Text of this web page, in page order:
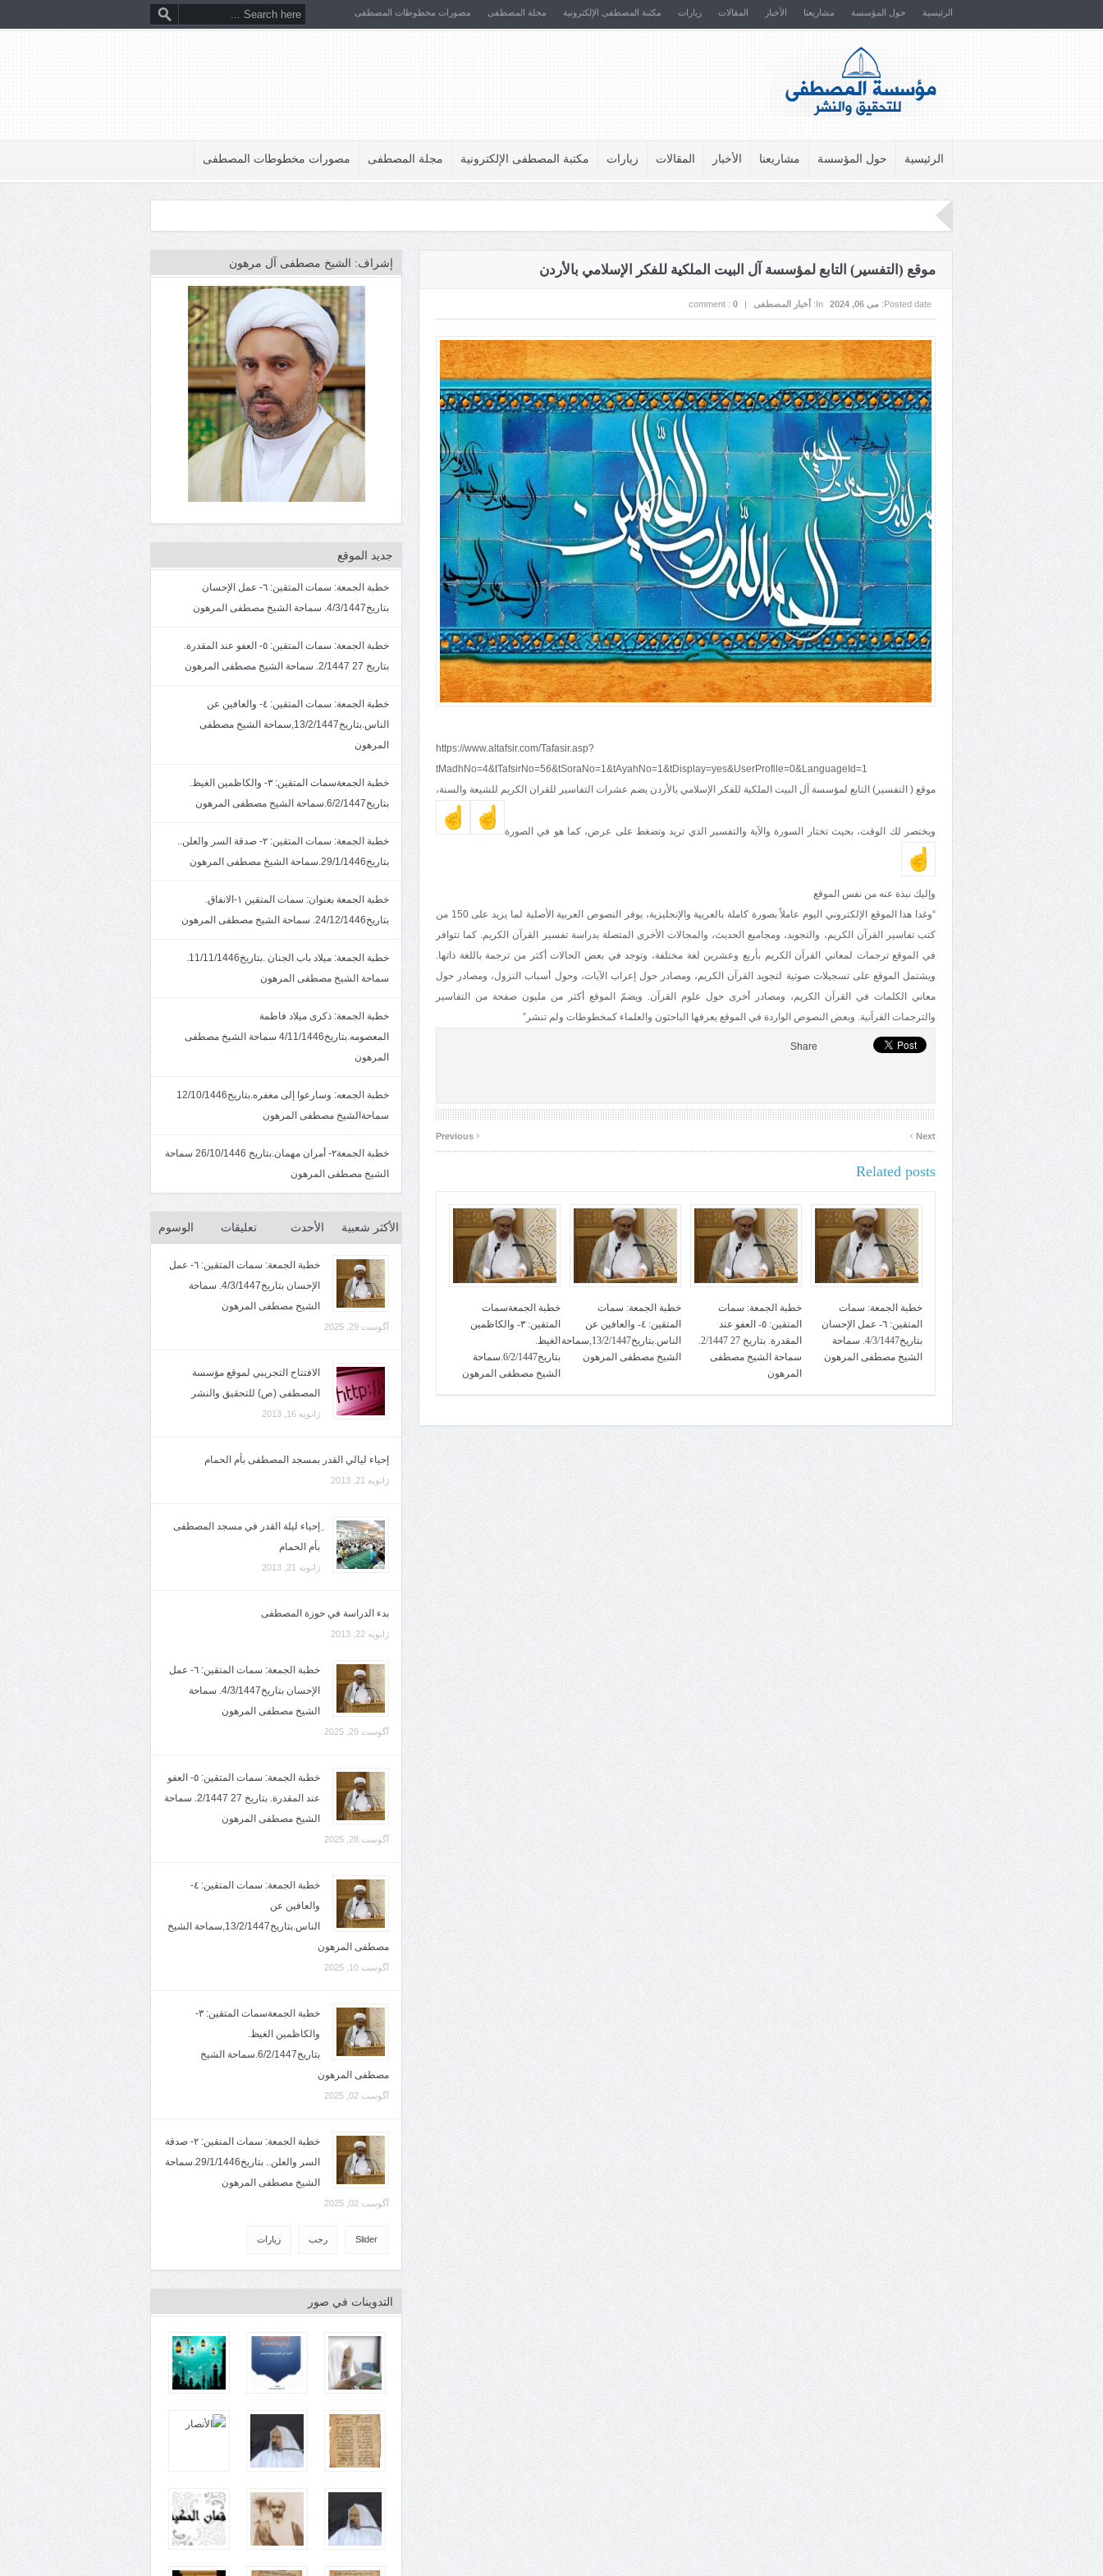
الرئيسية حول المؤسسة مشاريعنا الأخبار المقالات زيارات مكتبة المصطفى الإلكترونية مجلة المصطفى مصورات مخطوطات المصطفى
الرئيسية حول المؤسسة مشاريعنا الأخبار المقالات زيارات مكتبة المصطفى الإلكترونية مجلة المصطفى مصورات مخطوطات المصطفى
موقع (التفسير) التابع لمؤسسة آل البيت الملكية للفكر الإسلامي بالأردن
Posted date: می 06, 2024 In: أخبار المصطفى |
comment : 0
https://www.altafsir.com/Tafasir.asp?
tMadhNo=4&tTafsirNo=56&tSoraNo=1&tAyahNo=1&tDisplay=yes&UserProfile=0&LanguageId=1
موقع ( التفسير) التابع لمؤسسة آل البيت الملكية للفكر الإسلامي بالأردن يضم عشرات التفاسير للقران الكريم للشيعة والسنة،
ويختصر لك الوقت، بحيث تختار السورة والآية والتفسير الذي تريد وتضغط على عرض، كما هو في الصورة
وإليك نبذة عنه من نفس الموقع
“وغدا هذا الموقع الإلكتروني اليوم عاملاً بصورة كاملة بالعربية والإنجليزية، يوفر النصوص العربية الأصلية لما يزيد على 150 من
كتب تفاسير القرآن الكريم، والتجويد، ومجاميع الحديث، والمجالات الأخرى المتصلة بدراسة تفسير القرآن الكريم. كما تتوافر
في الموقع ترجمات لمعاني القرآن الكريم بأربع وعشرين لغة مختلفة، وتوجد في بعض الحالات أكثر من ترجمة باللغة ذاتها.
ويشتمل الموقع على تسجيلات صوتية لتجويد القرآن الكريم، ومصادر حول إعراب الآيات، وحول أسباب النزول، ومصادر حول
معاني الكلمات في القرآن الكريم، ومصادر أخرى حول علوم القرآن. ويضمّ الموقع أكثر من مليون صفحة من التفاسير
والترجمات القرآنية. وبعض النصوص الواردة في الموقع يعرفها الباحثون والعلماء كمخطوطات ولم تنشر”
Share
‹ Next
›
Related posts
خطبة الجمعة: سمات
المتقين: ٦- عمل الإحسان
بتاريخ4/3/1447. سماحة
الشيخ مصطفى المرهون
خطبة الجمعة: سمات
المتقين: ٥- العفو عند
المقدرة. بتاريخ 27 2/1447.
سماحة الشيخ مصطفى
المرهون
خطبة الجمعة: سمات
المتقين: ٤- والعافين عن
الناس.بتاريخ13/2/1447,سماحة
الشيخ مصطفى المرهون
خطبة الجمعةسمات
المتقين: ٣- والكاظمين
الغيظ.
بتاريخ6/2/1447.سماحة
الشيخ مصطفى المرهون
إشراف: الشيخ مصطفى آل مرهون
جديد الموقع
خطبة الجمعة: سمات المتقين: ٦- عمل الإحسان
بتاريخ4/3/1447. سماحة الشيخ مصطفى المرهون
خطبة الجمعة: سمات المتقين: ٥- العفو عند المقدرة.
بتاريخ 27 2/1447. سماحة الشيخ مصطفى المرهون
خطبة الجمعة: سمات المتقين: ٤- والعافين عن
الناس.بتاريخ13/2/1447,سماحة الشيخ مصطفى
المرهون
خطبة الجمعةسمات المتقين: ٣- والكاظمين الغيظ.
بتاريخ6/2/1447.سماحة الشيخ مصطفى المرهون
خطبة الجمعة: سمات المتقين: ٢- صدقة السر والعلن..
بتاريخ29/1/1446.سماحة الشيخ مصطفى المرهون
خطبة الجمعة بعنوان: سمات المتقين ١-الانفاق.
بتاريخ24/12/1446. سماحة الشيخ مصطفى المرهون
خطبة الجمعة: ميلاد باب الجنان .بتاريخ11/11/1446.
سماحة الشيخ مصطفى المرهون
خطبة الجمعة: ذكرى ميلاد فاطمة
المعصومه.بتاريخ4/11/1446 سماحة الشيخ مصطفى
المرهون
خطبة الجمعه: وسارعوا إلى مغفره.بتاريخ12/10/1446
سماحةالشيخ مصطفى المرهون
خطبة الجمعة٢- أمران مهمان.بتاريخ 26/10/1446 سماحة
الشيخ مصطفى المرهون
الأكثر شعبية الأحدث تعليقات الوسوم
خطبة الجمعة: سمات المتقين: ٦- عمل
الإحسان بتاريخ4/3/1447. سماحة
الشيخ مصطفى المرهون
آگوست 29, 2025
الافتتاح التجريبي لموقع مؤسسة
المصطفى (ص) للتحقيق والنشر
ژانویه 16, 2013
إحياء ليالي القدر بمسجد المصطفى بأم الحمام
ژانویه 21, 2013
ِإحياء ليلة القدر في مسجد المصطفى
بأم الحمام
ژانویه 21, 2013
بدء الدراسة في حوزة المصطفى
ژانویه 22, 2013
خطبة الجمعة: سمات المتقين: ٦- عمل
الإحسان بتاريخ4/3/1447. سماحة
الشيخ مصطفى المرهون
آگوست 29, 2025
خطبة الجمعة: سمات المتقين: ٥- العفو
عند المقدرة. بتاريخ 27 2/1447. سماحة
الشيخ مصطفى المرهون
آگوست 28, 2025
خطبة الجمعة: سمات المتقين: ٤-
والعافين عن
الناس.بتاريخ13/2/1447,سماحة الشيخ
مصطفى المرهون
آگوست 10, 2025
خطبة الجمعةسمات المتقين: ٣-
والكاظمين الغيظ.
بتاريخ6/2/1447.سماحة الشيخ
مصطفى المرهون
آگوست 02, 2025
خطبة الجمعة: سمات المتقين: ٢- صدقة
السر والعلن.. بتاريخ29/1/1446.سماحة
الشيخ مصطفى المرهون
آگوست 02, 2025
Slider رجب زيارات
التدوينات في صور